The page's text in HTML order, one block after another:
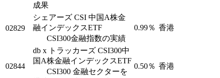
成果
02829
シェアーズ CSI 中国A株金
融インデックスETF
CSI300金融指数の実績
0.99％ 香港
02844
db x トラッカーズ CSI300中
国A株金融インデックスETF
CSI300 金融セクターを
0.50％ 香港